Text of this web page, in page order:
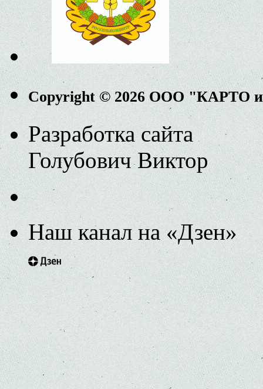
Copyright © 2026 ООО "КАРТО
Разработка сайта
Голубович Виктор
Наш канал на «Дзен»